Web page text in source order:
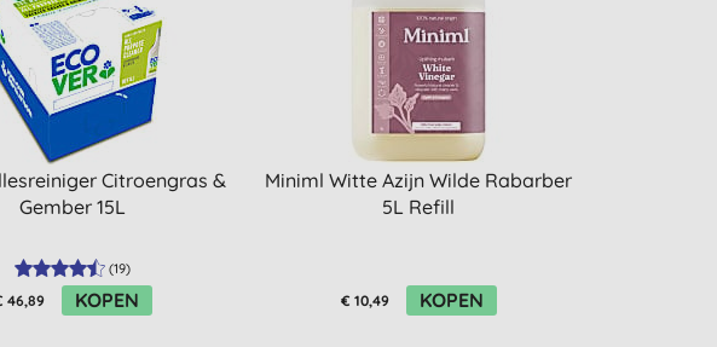
Citroengras &
Gember 15L
(19)
46,89 KOPEN
Miniml Witte Azijn Wilde Rabarber
5L Refill
€ 10,49 KOPEN